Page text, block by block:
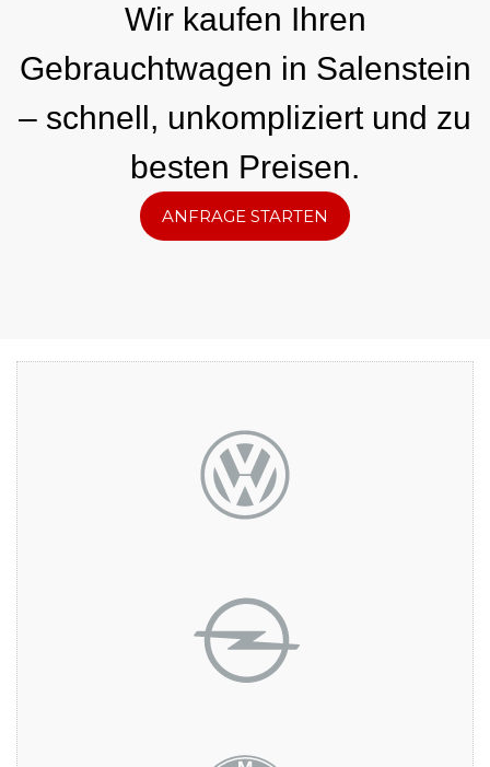
Wir kaufen Ihren
Gebrauchtwagen in Salenstein
– schnell, unkompliziert und zu
besten Preisen.
ANFRAGE STARTEN